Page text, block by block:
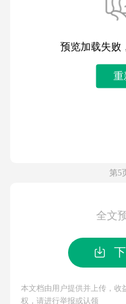
预览加载失败
重
第5
全文
本文档由用户提供并上传，收
权，请进行举报或认领